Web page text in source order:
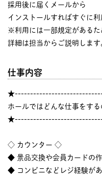
採用後に届くメールから
インストールすればすぐに
※利用には一部規定があるた
詳細は担当からご説明します
仕事内容
ホールではどんな仕事をする
◇ カウンター ◇
◆ 景品交換や会員カードの
◆ コンビニなどレジ経験が